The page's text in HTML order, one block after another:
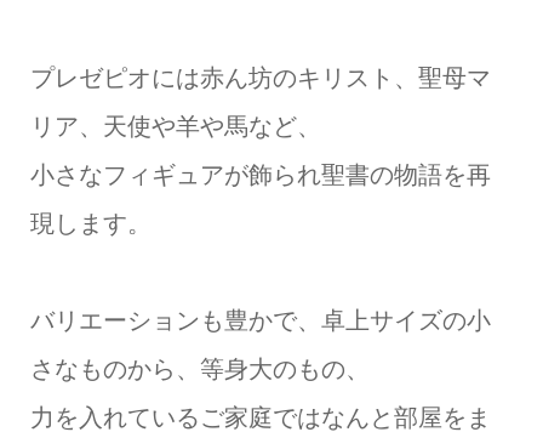
プレゼピオには赤ん坊のキリスト、聖母マ
リア、天使や羊や馬など、
小さなフィギュアが飾られ聖書の物語を再
現します。
バリエーションも豊かで、卓上サイズの小
さなものから、等身大のもの、
力を入れているご家庭ではなんと部屋をま